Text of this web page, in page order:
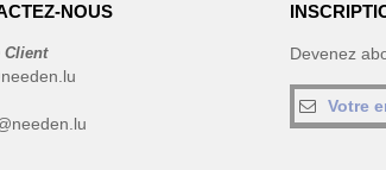
NOUS
Client Devenez